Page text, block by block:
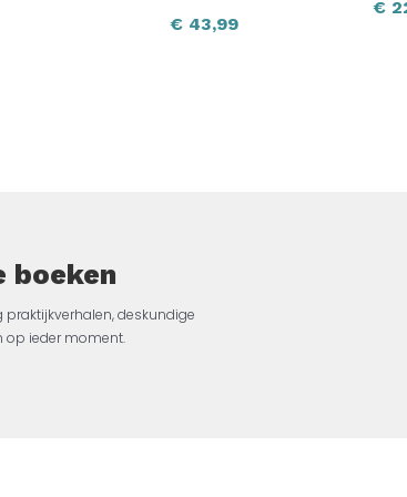
€43,99
€
boeken
deskundige
op ieder moment.